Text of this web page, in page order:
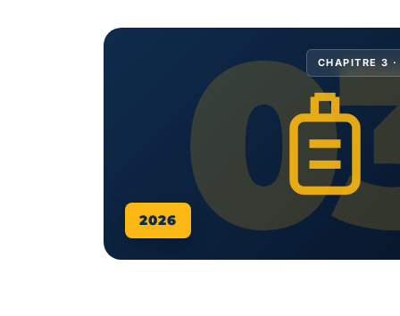
CHAPITRE 3
2026